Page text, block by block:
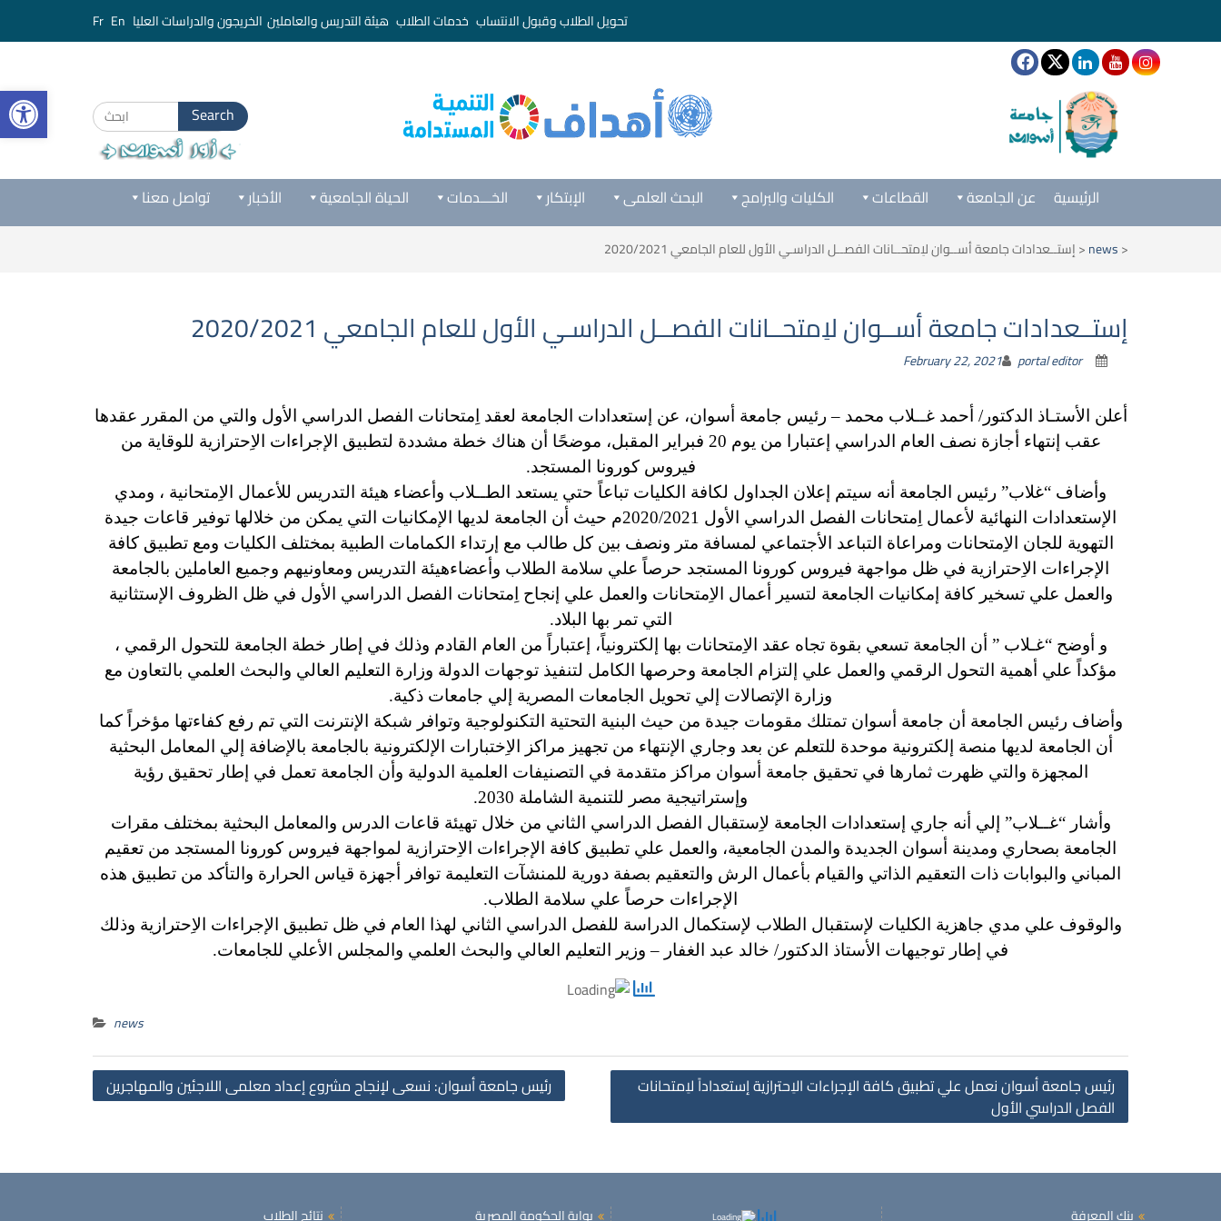
تحويل الطلاب وقبول الانتساب خدمات الطلاب هيئة التدريس والعاملين الخريجون والدراسات العليا
Search
for:
تواصل معنا الأخبار الحياة الجامعية الخـــدمات الإبتكار البحث العلمى الكليات والبرامج القطاعات عن الجامعة الرئيسية
<
news
<إستــعدادات جامعة أســوان لاِمتحــانات الفصــل الدراسـي الأول للعام الجامعي 2020/2021
إستــعدادات جامعة أســوان لاِمتحــانات الفصــل الدراسـي الأول للعام الجامعي 2020/2021
February 22, 2021 portal editor
أعلن الأستـاذ الدكتور/ أحمد غــلاب محمد – رئيس جامعة أسوان، عن إستعدادات الجامعة لعقد اِمتحانات الفصل الدراسي الأول والتي من المقرر عقدها
عقب إنتهاء أجازة نصف العام الدراسي إعتبارا من يوم 20 فبراير المقبل، موضحًا أن هناك خطة مشددة لتطبيق الإجراءات الاِحترازية للوقاية من
فيروس كورونا المستجد.
وأضاف “غلاب” رئيس الجامعة أنه سيتم إعلان الجداول لكافة الكليات تباعاً حتي يستعد الطــلاب وأعضاء هيئة التدريس للأعمال الاِمتحانية ، ومدي
الإستعدادات النهائية لأعمال اِمتحانات الفصل الدراسي الأول 2020/2021م حيث أن الجامعة لديها الإمكانيات التي يمكن من خلالها توفير قاعات جيدة
التهوية للجان الاِمتحانات ومراعاة التباعد الأجتماعي لمسافة متر ونصف بين كل طالب مع إرتداء الكمامات الطبية بمختلف الكليات ومع تطبيق كافة
الإجراءات الاِحترازية في ظل مواجهة فيروس كورونا المستجد حرصاً علي سلامة الطلاب وأعضاءهيئة التدريس ومعاونيهم وجميع العاملين بالجامعة
والعمل علي تسخير كافة إمكانيات الجامعة لتسير أعمال الاِمتحانات والعمل علي إنجاح اِمتحانات الفصل الدراسي الأول في ظل الظروف الإستثانية
التي تمر بها البلاد.
و أوضح “غـلاب ” أن الجامعة تسعي بقوة تجاه عقد الاِمتحانات بها إلكترونياً، إعتباراً من العام القادم وذلك في إطار خطة الجامعة للتحول الرقمي ،
مؤكداً علي أهمية التحول الرقمي والعمل علي إلتزام الجامعة وحرصها الكامل لتنفيذ توجهات الدولة وزارة التعليم العالي والبحث العلمي بالتعاون مع
وزارة الإتصالات إلي تحويل الجامعات المصرية إلي جامعات ذكية.
وأضاف رئيس الجامعة أن جامعة أسوان تمتلك مقومات جيدة من حيث البنية التحتية التكنولوجية وتوافر شبكة الإنترنت التي تم رفع كفاءتها مؤخراً كما
أن الجامعة لديها منصة إلكترونية موحدة للتعلم عن بعد وجاري الإنتهاء من تجهيز مراكز الاِختبارات الإلكترونية بالجامعة بالإضافة إلي المعامل البحثية
المجهزة والتي ظهرت ثمارها في تحقيق جامعة أسوان مراكز متقدمة في التصنيفات العلمية الدولية وأن الجامعة تعمل في إطار تحقيق رؤية
وإستراتيجية مصر للتنمية الشاملة 2030.
وأشار “غــلاب” إلي أنه جاري إستعدادات الجامعة لاِستقبال الفصل الدراسي الثاني من خلال تهيئة قاعات الدرس والمعامل البحثية بمختلف مقرات
الجامعة بصحاري ومدينة أسوان الجديدة والمدن الجامعية، والعمل علي تطبيق كافة الإجراءات الاِحترازية لمواجهة فيروس كورونا المستجد من تعقيم
المباني والبوابات ذات التعقيم الذاتي والقيام بأعمال الرش والتعقيم بصفة دورية للمنشآت التعليمة توافر أجهزة قياس الحرارة والتأكد من تطبيق هذه
الإجراءات حرصاً علي سلامة الطلاب.
والوقوف علي مدي جاهزية الكليات لإستقبال الطلاب لإستكمال الدراسة للفصل الدراسي الثاني لهذا العام في ظل تطبيق الإجراءات الاِحترازية وذلك
في إطار توجيهات الأستاذ الدكتور/ خالد عبد الغفار – وزير التعليم العالي والبحث العلمي والمجلس الأعلي للجامعات.
news
رئيس جامعة أسوان: نسعى لإنجاح مشروع إعداد معلمى اللاجئين والمهاجرين
رئيس جامعة أسوان نعمل علي تطبيق كافة الإجراءات الاِحترازية إستعداداً لاِمتحانات
الفصل الدراسي الأول
نتائج الطلاب بوابة الحكومة المصرية بنك المعرفة